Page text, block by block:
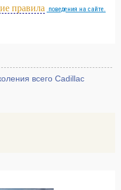
правила поведения на сайте.
всего Cadillac